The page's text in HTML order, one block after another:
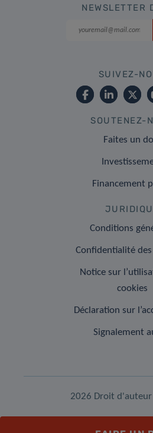
NEWSLETTER
SUIVEZ-
SOUTENEZ-
Faites un
Financement
Conditions
Confidentialité
Notice sur
cookies
Déclaration sur
Signalement
2026 Droit d'auteur